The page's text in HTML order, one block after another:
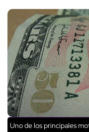
Uno de los principales